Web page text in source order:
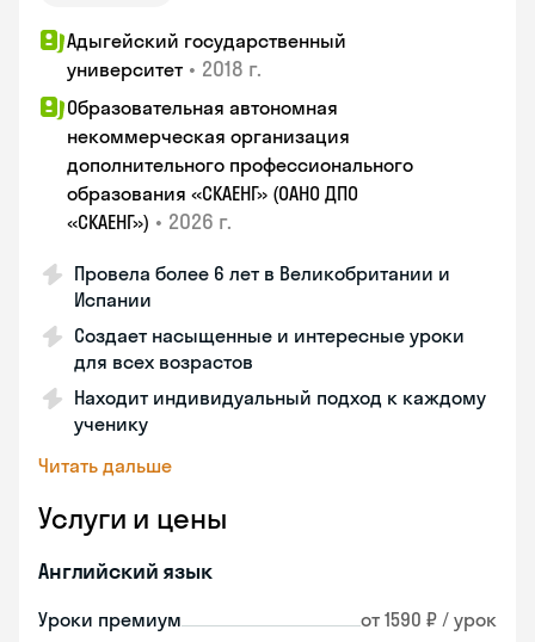
Адыгейский государственный
университет • 2018 г.
Образовательная автономная
некоммерческая организация
дополнительного профессионального
образования «СКАЕНГ» (ОАНО ДПО
«СКАЕНГ») • 2026 г.
Провела более 6 лет в Великобритании и
Испании
Создает насыщенные и интересные уроки
для всех возрастов
Находит индивидуальный подход к каждому
ученику
Читать дальше
Услуги и цены
Английский язык
Уроки премиум от 1590 ₽ / урок